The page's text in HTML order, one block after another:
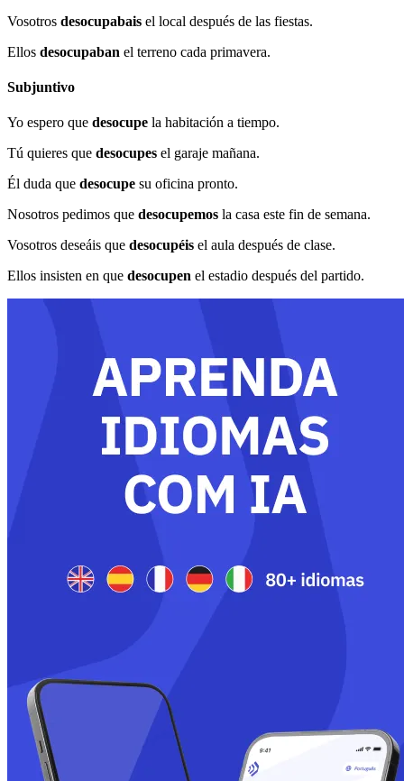
Vosotros desocupabais el local después de las fiestas.
Ellos desocupaban el terreno cada primavera.
Subjuntivo
Yo espero que desocupe la habitación a tiempo.
Tú quieres que desocupes el garaje mañana.
Él duda que desocupe su oficina pronto.
Nosotros pedimos que desocupemos la casa este fin de semana.
Vosotros deseáis que desocupéis el aula después de clase.
Ellos insisten en que desocupen el estadio después del partido.